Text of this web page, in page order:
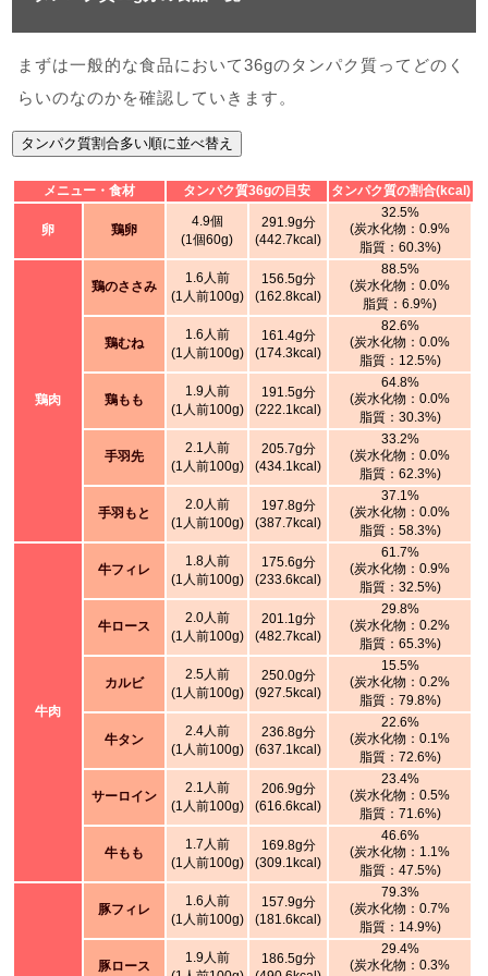
まずは一般的な食品において36gのタンパク質ってどのく
らいのなのかを確認していきます。
タンパク質割合多い順に並べ替え
メニュー・食材 タンパク質36gの目安 タンパク質の割合(kcal)
卵 鶏卵
4.9個
(1個60g)
291.9g分
(442.7kcal)
32.5%
(炭水化物：0.9%
脂質：60.3%)
鶏肉
鶏のささみ
1.6人前
(1人前100g)
156.5g分
(162.8kcal)
88.5%
(炭水化物：0.0%
脂質：6.9%)
鶏むね
1.6人前
(1人前100g)
161.4g分
(174.3kcal)
82.6%
(炭水化物：0.0%
脂質：12.5%)
鶏もも
1.9人前
(1人前100g)
191.5g分
(222.1kcal)
64.8%
(炭水化物：0.0%
脂質：30.3%)
手羽先
2.1人前
(1人前100g)
205.7g分
(434.1kcal)
33.2%
(炭水化物：0.0%
脂質：62.3%)
手羽もと
2.0人前
(1人前100g)
197.8g分
(387.7kcal)
37.1%
(炭水化物：0.0%
脂質：58.3%)
牛肉
牛フィレ
1.8人前
(1人前100g)
175.6g分
(233.6kcal)
61.7%
(炭水化物：0.9%
脂質：32.5%)
牛ロース
2.0人前
(1人前100g)
201.1g分
(482.7kcal)
29.8%
(炭水化物：0.2%
脂質：65.3%)
カルビ
2.5人前
(1人前100g)
250.0g分
(927.5kcal)
15.5%
(炭水化物：0.2%
脂質：79.8%)
牛タン
2.4人前
(1人前100g)
236.8g分
(637.1kcal)
22.6%
(炭水化物：0.1%
脂質：72.6%)
サーロイン
2.1人前
(1人前100g)
206.9g分
(616.6kcal)
23.4%
(炭水化物：0.5%
脂質：71.6%)
牛もも
1.7人前
(1人前100g)
169.8g分
(309.1kcal)
46.6%
(炭水化物：1.1%
脂質：47.5%)
豚フィレ
1.6人前
(1人前100g)
157.9g分
(181.6kcal)
79.3%
(炭水化物：0.7%
脂質：14.9%)
豚ロース
1.9人前
186.5g分
29.4%
(炭水化物：0.3%